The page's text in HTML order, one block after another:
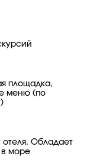
площадка,
меню (по
отеля. Обладает
в море